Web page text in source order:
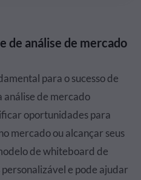
de análise de mercado
para o sucesso de
análise de mercado
oportunidades para
mercado ou alcançar seus
de whiteboard de
e pode ajudar